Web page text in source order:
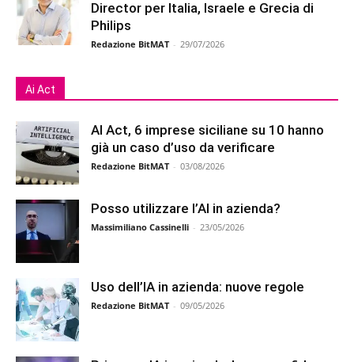
Director per Italia, Israele e Grecia di
Philips
Redazione BitMAT - 29/07/2026
Ai Act
AI Act, 6 imprese siciliane su 10 hanno
già un caso d’uso da verificare
Redazione BitMAT - 03/08/2026
Posso utilizzare l’AI in azienda?
Massimiliano Cassinelli - 23/05/2026
Uso dell’IA in azienda: nuove regole
Redazione BitMAT - 09/05/2026